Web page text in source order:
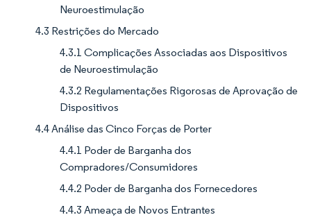
Neuroestimulação
4.3 Restrições do Mercado
4.3.1 Complicações Associadas aos Dispositivos
de Neuroestimulação
4.3.2 Regulamentações Rigorosas de Aprovação de
Dispositivos
4.4 Análise das Cinco Forças de Porter
4.4.1 Poder de Barganha dos
Compradores/Consumidores
4.4.2 Poder de Barganha dos Fornecedores
4.4.3 Ameaça de Novos Entrantes